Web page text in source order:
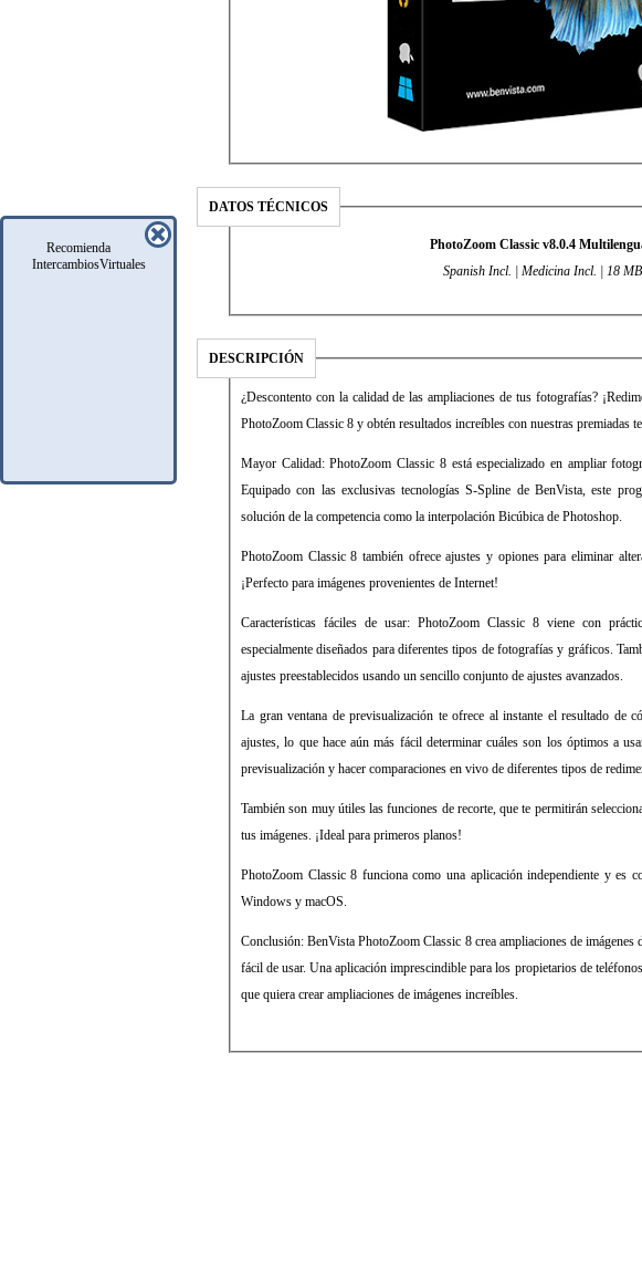
Recomienda
IntercambiosVirtuales
DATOS TÉCNICOS
PhotoZoom Classic v8.0.4
Spanish Incl. | Medicina Incl. | 18 MB
DESCRIPCIÓN
¿Descontento con la calidad de las ampliaciones de tus fotografías?
PhotoZoom Classic 8 y obtén resultados increíbles con nuestras premiadas
Mayor Calidad: PhotoZoom Classic 8 está especializado en ampliar
Equipado con las exclusivas tecnologías S-Spline de BenVista, este
solución de la competencia como la interpolación Bicúbica de Photoshop.
PhotoZoom Classic 8 también ofrece ajustes y opiones para eliminar
¡Perfecto para imágenes provenientes de Internet!
Características fáciles de usar: PhotoZoom Classic 8 viene con
especialmente diseñados para diferentes tipos de fotografías y gráficos.
ajustes preestablecidos usando un sencillo conjunto de ajustes avanzados.
La gran ventana de previsualización te ofrece al instante el resultado de
ajustes, lo que hace aún más fácil determinar cuáles son los óptimos a
previsualización y hacer comparaciones en vivo de diferentes tipos de
También son muy útiles las funciones de recorte, que te permitirán
tus imágenes. ¡Ideal para primeros planos!
PhotoZoom Classic 8 funciona como una aplicación independiente y es
Windows y macOS.
Conclusión: BenVista PhotoZoom Classic 8 crea ampliaciones de imágenes
fácil de usar. Una aplicación imprescindible para los propietarios de
que quiera crear ampliaciones de imágenes increíbles.